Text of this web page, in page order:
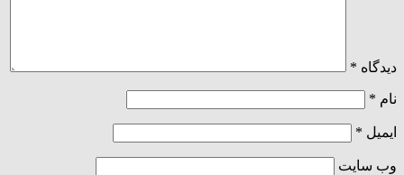
دیدگاه *
نام *
ایمیل *
وب‌ سایت